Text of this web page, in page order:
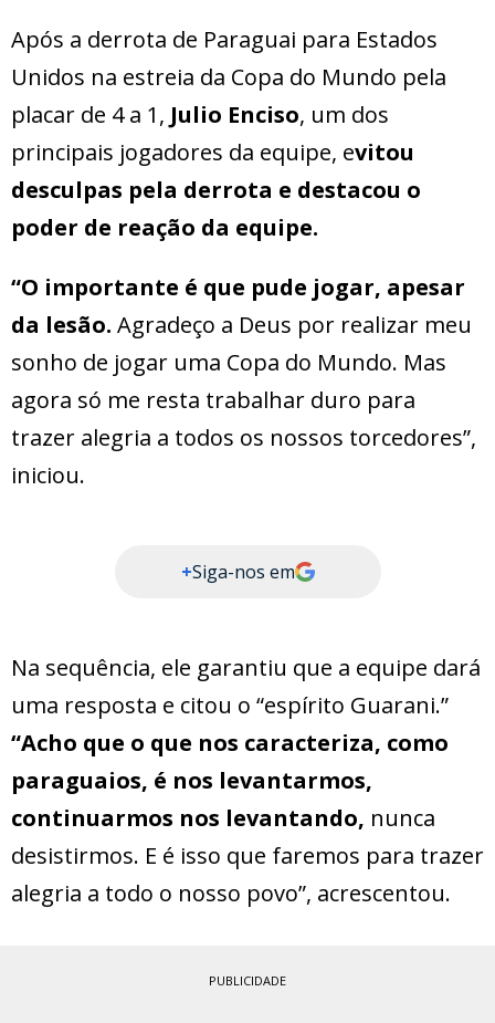
Após a derrota de Paraguai para Estados
Unidos na estreia da Copa do Mundo pela
placar de 4 a 1, Julio Enciso, um dos
principais jogadores da equipe, evitou
desculpas pela derrota e destacou o
poder de reação da equipe.
“O importante é que pude jogar, apesar
da lesão. Agradeço a Deus por realizar meu
sonho de jogar uma Copa do Mundo. Mas
agora só me resta trabalhar duro para
trazer alegria a todos os nossos torcedores”,
iniciou.
+Siga-nos em
Na sequência, ele garantiu que a equipe dará
uma resposta e citou o “espírito Guarani.”
“Acho que o que nos caracteriza, como
paraguaios, é nos levantarmos,
continuarmos nos levantando, nunca
desistirmos. E é isso que faremos para trazer
alegria a todo o nosso povo”, acrescentou.
PUBLICIDADE